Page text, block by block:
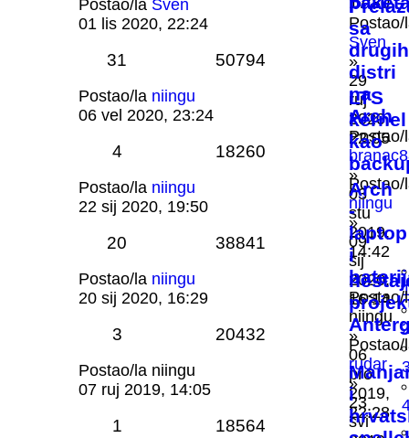
Postao/
Sven
»
29
ruj
2020,
22:05
Postao/la Sven
01 lis 2020, 22:24
sa
drugih
distri
na
Arch
Postao/
»
03
stu
2019,
14:42
31 50794
Postao/la niingu
06 vel 2020, 23:24
LTS
kernel
kao
Postao/
niingu
»
09
sij
2020,
16:14
4 18260
Postao/la niingu
22 sij 2020, 19:50
Arch
-
laptop
i
Postao/
niingu
»
06
pro
2019,
22:28
20 38841
Postao/la niingu
20 sij 2020, 16:29
Postao/
rudar
»
23
svi
3 20432
Postao/la niingu
07 ruj 2019, 14:05
i
1 18564